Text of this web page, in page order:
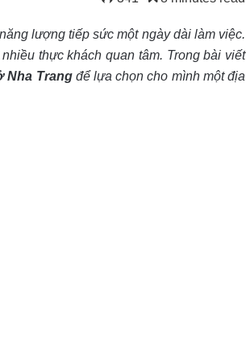
lượng tiếp sức một ngày dài làm việc.
thực khách quan tâm. Trong bài viết
Nha Trangđể lựa chọn cho mình một địa